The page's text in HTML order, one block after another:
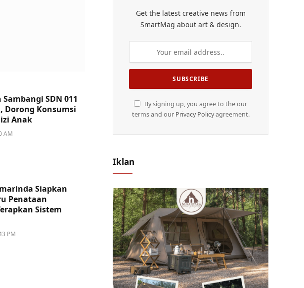
SDN 011
Dorong Konsumsi
Anak
AM
Siapkan
Penataan
Sistem
PM
Get the latest creative news from
SmartMag about art & design.
By signing up, you agree to the our
terms and our Privacy Policyagreement.
Iklan